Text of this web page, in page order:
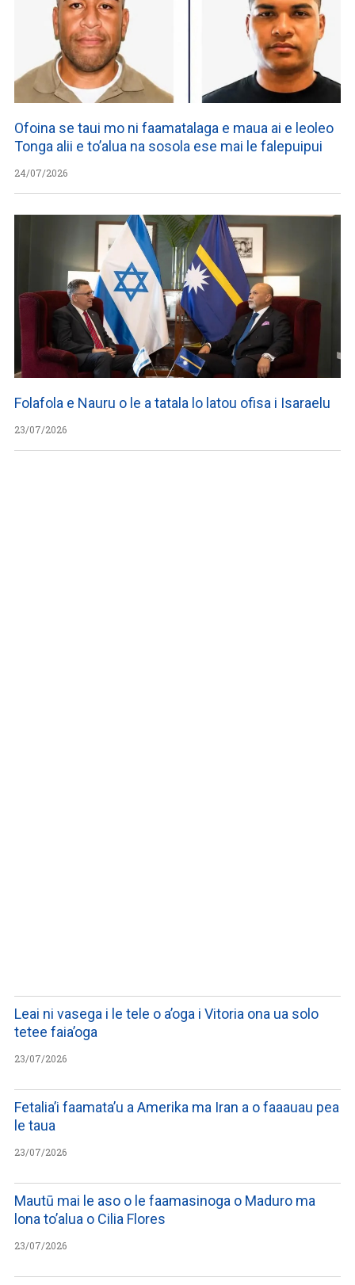
Ofoina se taui mo ni faamatalaga e maua ai e leoleo
Tonga alii e to’alua na sosola ese mai le falepuipui
24/07/2026
Folafola e Nauru o le a tatala lo latou ofisa i Isaraelu
23/07/2026
Leai ni vasega i le tele o a’oga i Vitoria ona ua solo
tetee faia’oga
23/07/2026
Fetalia’i faamata’u a Amerika ma Iran a o faaauau pea
le taua
23/07/2026
Mautū mai le aso o le faamasinoga o Maduro ma
lona to’alua o Cilia Flores
23/07/2026